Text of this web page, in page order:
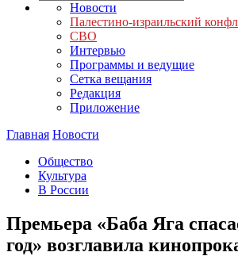
Новости
Палестино-израильский
СВО
Интервью
Программы и ведущие
Сетка вещания
Редакция
Приложение
Главная Новости
Общество
Культура
В России
Премьера «Баба Яга
год» возглавила